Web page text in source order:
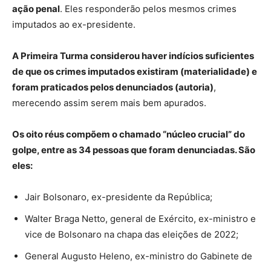
ação penal. Eles responderão pelos mesmos crimes
imputados ao ex-presidente.
A Primeira Turma considerou haver indícios suficientes
de que os crimes imputados existiram (materialidade) e
foram praticados pelos denunciados (autoria),
merecendo assim serem mais bem apurados.
Os oito réus compõem o chamado “núcleo crucial” do
golpe, entre as 34 pessoas que foram denunciadas. São
eles:
Jair Bolsonaro, ex-presidente da República;
Walter Braga Netto, general de Exército, ex-ministro e
vice de Bolsonaro na chapa das eleições de 2022;
General Augusto Heleno, ex-ministro do Gabinete de